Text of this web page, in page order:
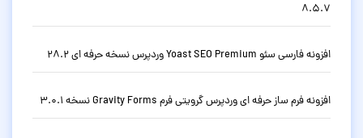
8.5.7
افزونه فارسی سئو Yoast SEO Premium وردپرس نسخه حرفه ای 28.2
افزونه فرم ساز حرفه ای وردپرس گرویتی فرم Gravity Forms نسخه 3.0.1